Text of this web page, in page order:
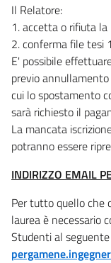
Il Relatore:
1. accetta o rifiuta
2. conferma file tesi
E' possibile
previo
cui lo spostamento
sarà richiesto il
La mancata
potranno essere
INDIRIZZO EMAIL
Per tutto quello che
laurea è necessario
Studenti al